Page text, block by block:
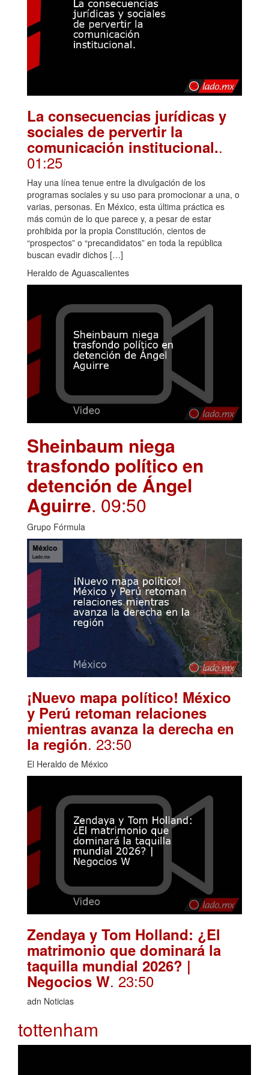
La consecuencias jurídicas y
sociales de pervertir la
comunicación institucional..
01:25
Hay una línea tenue entre la divulgación de los
programas sociales y su uso para promocionar a una, o
varias, personas. En México, esta última práctica es
más común de lo que parece y, a pesar de estar
prohibida por la propia Constitución, cientos de
“prospectos” o “precandidatos” en toda la república
buscan evadir dichos […]
Heraldo de Aguascalientes
Sheinbaum niega
trasfondo político en
detención de Ángel
Aguirre. 09:50
Grupo Fórmula
¡Nuevo mapa político! México
y Perú retoman relaciones
mientras avanza la derecha en
la región. 23:50
El Heraldo de México
Zendaya y Tom Holland: ¿El
matrimonio que dominará la
taquilla mundial 2026? |
Negocios W. 23:50
adn Noticias
tottenham